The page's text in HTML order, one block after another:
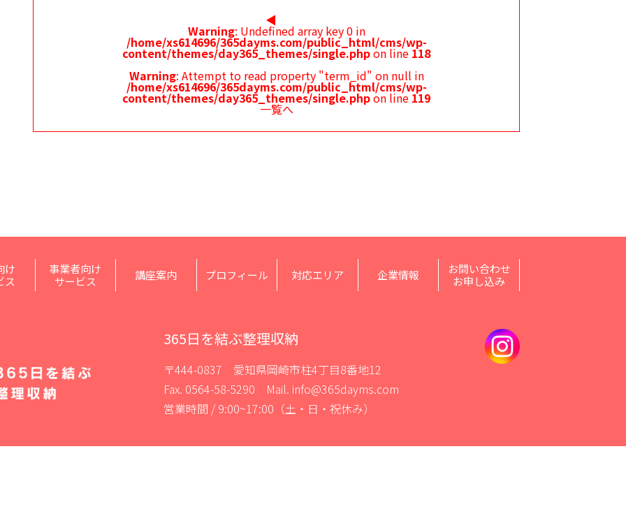
◀︎
Warning: Undefined array key 0 in
/home/xs614696/365dayms.com/public_html/cms/wp-
content/themes/day365_themes/single.phpon line 118
Warning: Attempt to read property "term_id" on null in
/home/xs614696/365dayms.com/public_html/cms/wp-
content/themes/day365_themes/single.phpon line 119
一覧へ
け
ス
事業者向け
サービス
講座案内 プロフィール 対応エリア 企業情報
お問い合わせ
お申し込み
365日を結ぶ整理収納
〒444-0837 愛知県岡崎市柱4丁目8番地12
Fax. 0564-58-5290 Mail. info@365dayms.com
営業時間 / 9:00~17:00（土・日・祝休み）